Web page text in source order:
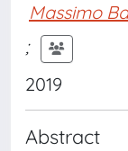
Massimo
;
2019
Abstract